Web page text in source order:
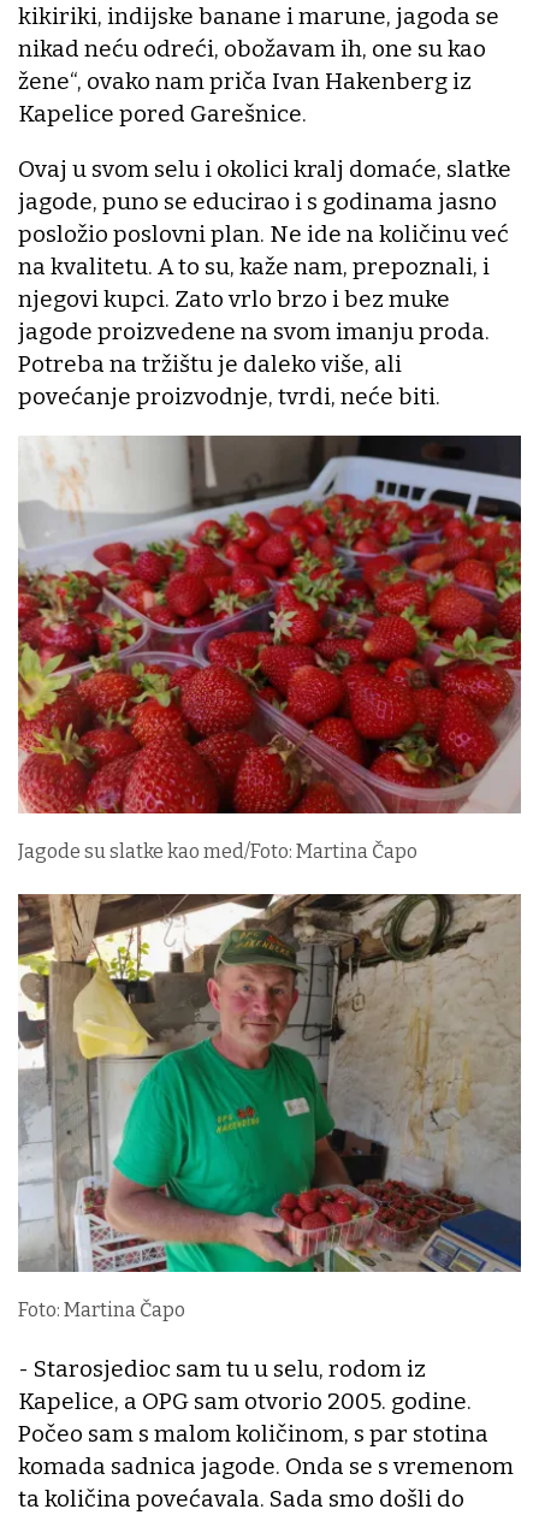
kikiriki, indijske banane i marune, jagoda se
nikad neću odreći, obožavam ih, one su kao
žene“, ovako nam priča Ivan Hakenberg iz
Kapelice pored Garešnice.
Ovaj u svom selu i okolici kralj domaće, slatke
jagode, puno se educirao i s godinama jasno
posložio poslovni plan. Ne ide na količinu već
na kvalitetu. A to su, kaže nam, prepoznali, i
njegovi kupci. Zato vrlo brzo i bez muke
jagode proizvedene na svom imanju proda.
Potreba na tržištu je daleko više, ali
povećanje proizvodnje, tvrdi, neće biti.
Jagode su slatke kao med/Foto: Martina Čapo
Foto: Martina Čapo
- Starosjedioc sam tu u selu, rodom iz
Kapelice, a OPG sam otvorio 2005. godine.
Počeo sam s malom količinom, s par stotina
komada sadnica jagode. Onda se s vremenom
ta količina povećavala. Sada smo došli do